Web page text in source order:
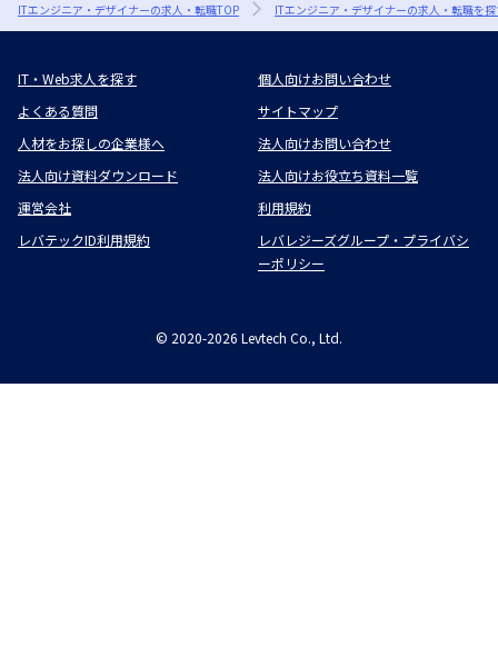
ITエンジニア・デザイナーの求人・転職TOP ITエンジニア・デザイナーの求人・転職を
IT・Web求人を探す
個人向けお問い合わせ
よくある質問
サイトマップ
人材をお探しの企業様へ
法人向けお問い合わせ
法人向け資料ダウンロード
法人向けお役立ち資料一覧
運営会社
利用規約
レバテックID利用規約
レバレジーズグループ・プライバシ
ーポリシー
© 2020-2026 Levtech Co., Ltd.